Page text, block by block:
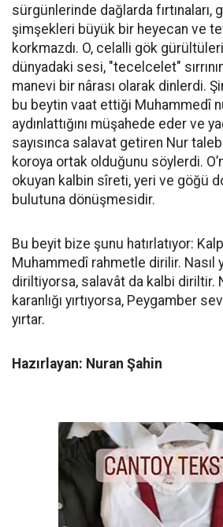
sürgünlerinde dağlarda fırtınaları,
şimşekleri büyük bir heyecan ve
korkmazdı. O, celalli gök
dünyadaki sesi, "tecelcelet"
manevi bir nârası olarak dinlerdi.
bu beytin vaat ettiği Muhammedî
aydınlattığını müşahede eder ve
sayısınca salavat getiren Nur
koroya ortak olduğunu söylerdi.
okuyan kalbin sîreti, yeri ve göğü
bulutuna dönüşmesidir.
Bu beyit bize şunu hatırlatıyor:
Muhammedî rahmetle dirilir. Nasıl
diriltiyorsa, salavât da kalbi diriltir.
karanlığı yırtıyorsa, Peygamber
yırtar.
Hazırlayan: Nuran Şahin